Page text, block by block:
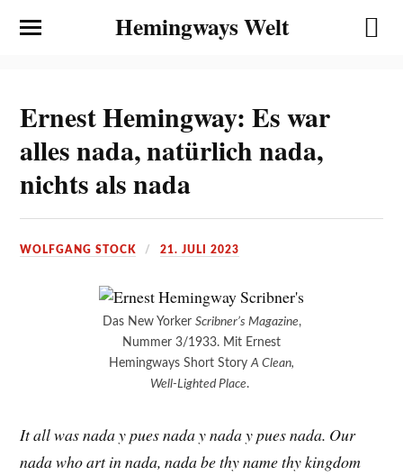
Hemingways Welt
Ernest Hemingway: Es war
alles nada, natürlich nada,
nichts als nada
WOLFGANG STOCK 21. JULI 2023
Das New Yorker Scribner’s Magazine,
Nummer 3/1933. Mit Ernest
Hemingways Short Story A Clean,
Well-Lighted Place.
It all was nada y pues nada y nada y pues nada. Our
nada who art in nada, nada be thy name thy kingdom